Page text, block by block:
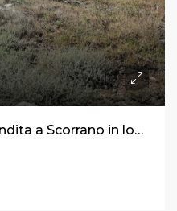
Terreno edificabile in vendita a Scorrano in loc. Murge